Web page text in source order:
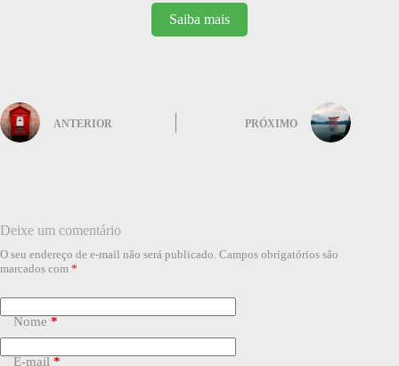
Saiba mais
ANTERIOR PRÓXIMO
Deixe um comentário
O seu endereço de e-mail não será publicado. Campos obrigatórios são
marcados com *
Nome *
E-mail *